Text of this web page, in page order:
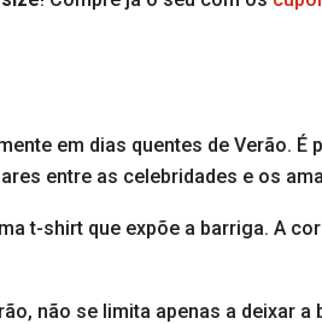
em dias quentes de Verão. É
entre as celebridades e os
t-shirt que expõe a barriga. A
não se limita apenas a deixar a